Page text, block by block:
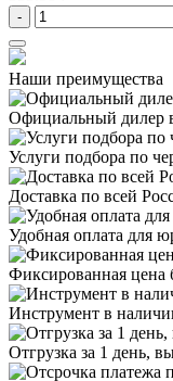
-
Наши преимущества
Официальный дилер
Услуги подбора по
Доставка по всей
Удобная оплата для
Фиксированная цена
Инструмент в
Отгрузка за 1 день,